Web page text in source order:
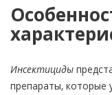
Инсектициды
препараты, которые